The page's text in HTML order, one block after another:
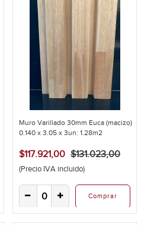
Muro Varillado 30mm Euca (macizo)
0.140 x 3.05 x 3un: 1.28m2
$117.921,00 $131.023,00
(Precio IVA incluido)
Comprar